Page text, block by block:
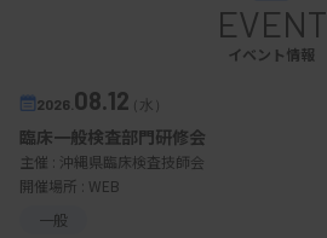
EVENT
イベント情報
2026. 08.12（水）
臨床一般検査部門研修会
主催 : 沖縄県臨床検査技師会
開催場所 : WEB
一般